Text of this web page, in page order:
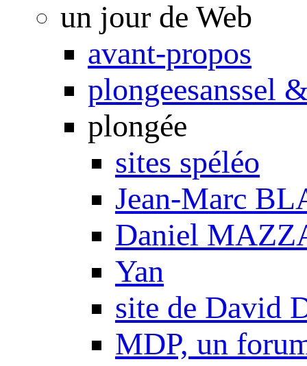
un jour de Web
avant-propos
plongeesanssel
plongée
sites spéléo
Jean-Marc
Daniel
Yan
site de David
MDP, un